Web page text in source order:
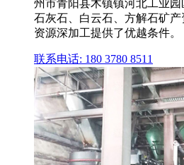
州市青阳县木镇镇河北工业
石灰石、白云石、方解石矿
资源深加工提供了优越条件。
联系电话: 180 3780 8511